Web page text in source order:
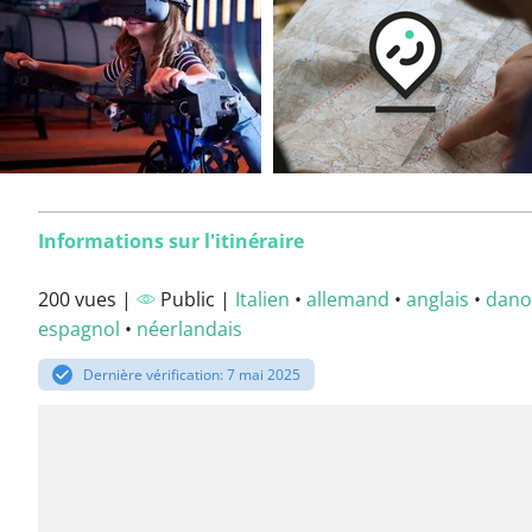
Informations sur l'itinéraire
200 vues | Public | Italien • allemand • anglais •
espagnol • néerlandais
Dernière vérification: 7 mai 2025